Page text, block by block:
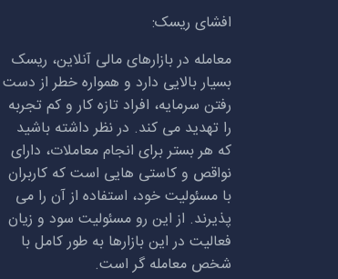
افشای ریسک:
معامله در بازارهای مالی آنلاین، ریسک
بسیار بالایی دارد و همواره خطر از دست
رفتن سرمایه، افراد تازه کار و کم تجربه
را تهدید می کند. در نظر داشته باشید
که هر بستر برای انجام معاملات، دارای
نواقص و کاستی هایی است که کاربران
با مسئولیت خود، استفاده از آن را می
پذیرند. از این رو مسئولیت سود و زیان
فعالیت در این بازارها به طور کامل با
شخص معامله گر است.